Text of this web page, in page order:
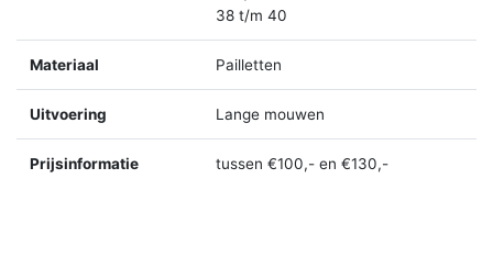
38 t/m 40
Materiaal Pailletten
Uitvoering Lange mouwen
Prijsinformatie tussen €100,- en €130,-